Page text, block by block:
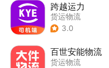
跨越运力
货运物流
3.0
百世安能物流
货运物流